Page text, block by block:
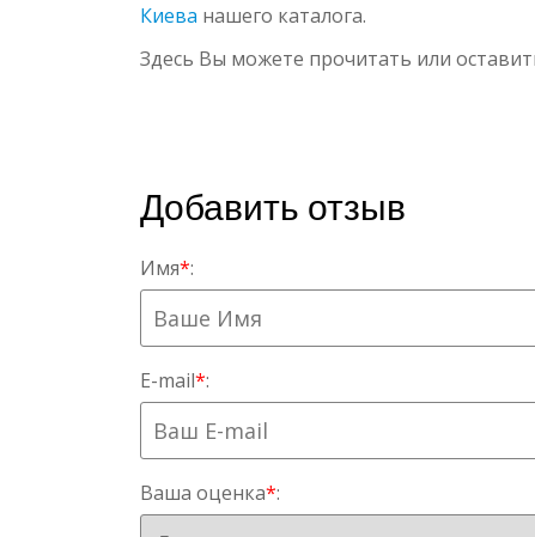
Киева нашего каталога.
Здесь Вы можете прочитать или
Добавить отзыв
Имя*:
E-mail*:
Ваша оценка*: